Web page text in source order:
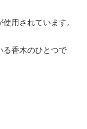
用されています。
る香木のひとつで